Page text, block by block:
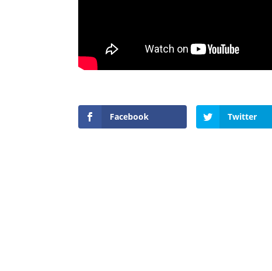
Facebook Twitter